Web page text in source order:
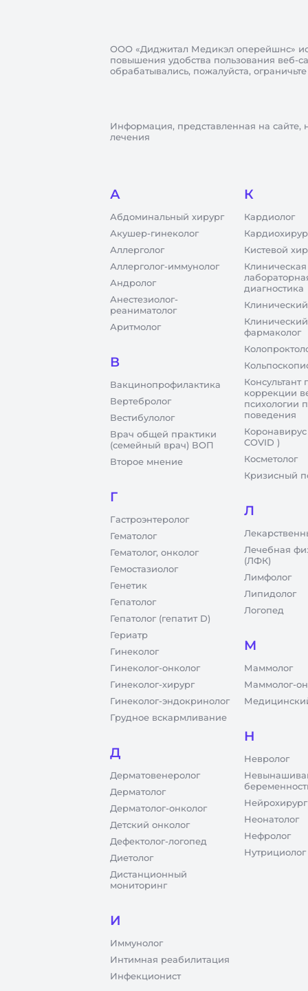
ООО «Диджитал Медикэл оперейшнс»
повышения удобства пользования веб-
обрабатывались, пожалуйста,
Информация, представленная на сайте,
лечения
А
Абдоминальный хирург
Акушер-гинеколог
Аллерголог
Аллерголог-иммунолог
Андролог
Анестезиолог-
реаниматолог
Аритмолог
В
Вакцинопрофилактика
Вертебролог
Вестибулолог
Врач общей практики
(семейный врач) ВОП
Второе мнение
Г
Гастроэнтеролог
Гематолог
Гематолог, онколог
Гемостазиолог
Генетик
Гепатолог
Гепатолог (гепатит D)
Гериатр
Гинеколог
Гинеколог-онколог
Гинеколог-хирург
Гинеколог-эндокринолог
Грудное вскармливание
Д
Дерматовенеролог
Дерматолог
Дерматолог-онколог
Детский онколог
Дефектолог-логопед
Диетолог
Дистанционный
мониторинг
И
Иммунолог
Интимная реабилитация
Инфекционист
К
Кардиолог
Кистевой
Клиническая
диагностика
Клинический
фармаколог
Консультант
коррекции
психологии
поведения
COVID )
Косметолог
Кризисный
Л
Лечебная
(ЛФК)
Лимфолог
Липидолог
Логопед
М
Маммолог
Маммолог-
Н
Невролог
Нейрохирург
Неонатолог
Нефролог
Нутрициолог